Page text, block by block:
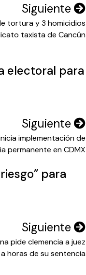
Siguiente
tortura y 3 homicidios
taxista de Cancún
electoral para
Siguiente
implementación de
permanente en CDMX
para
Siguiente
pide clemencia a juez
horas de su sentencia